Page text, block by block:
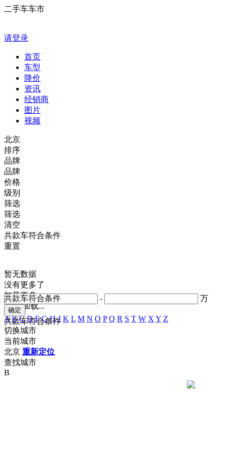
二手车车市
请登录
首页
车型
降价
资讯
经销商
图片
视频
北京
排序
品牌
品牌
价格
- 万
共款车符合条件
级别
共款车符合条件
筛选
筛选
清空
共款车符合条件
重置
暂无数据
没有更多了
加载更多
正在加载...
A B C D F G H J K L M N O P Q R S T W X Y Z
切换城市
当前城市
北京 重新定位
查找城市
B